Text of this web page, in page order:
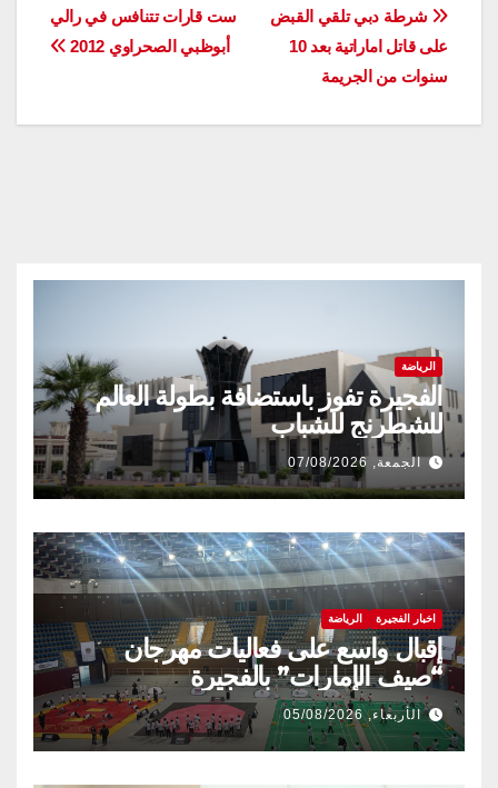
تصفّح
المقالات
ست قارات تتنافس في رالي
أبوظبي الصحراوي 2012
شرطة دبي تلقي القبض
على قاتل اماراتية بعد 10
سنوات من الجريمة
الرياضة
الفجيرة تفوز باستضافة بطولة العالم
للشطرنج للشباب
الجمعة, 07/08/2026
اخبار الفجيرة الرياضة
إقبال واسع على فعاليات مهرجان
“صيف الإمارات” بالفجيرة
الأربعاء, 05/08/2026